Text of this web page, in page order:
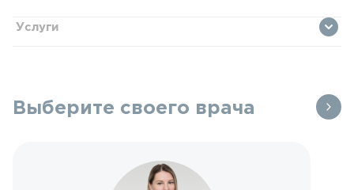
Услуги
Выберите своего врача